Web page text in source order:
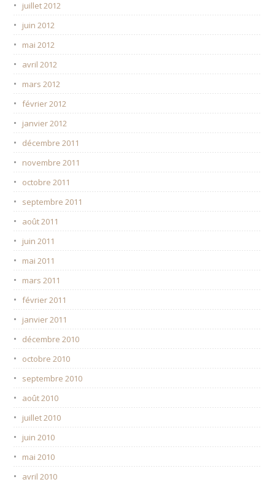
juillet 2012
juin 2012
mai 2012
avril 2012
mars 2012
février 2012
janvier 2012
décembre 2011
novembre 2011
octobre 2011
septembre 2011
août 2011
juin 2011
mai 2011
mars 2011
février 2011
janvier 2011
décembre 2010
octobre 2010
septembre 2010
août 2010
juillet 2010
juin 2010
mai 2010
avril 2010